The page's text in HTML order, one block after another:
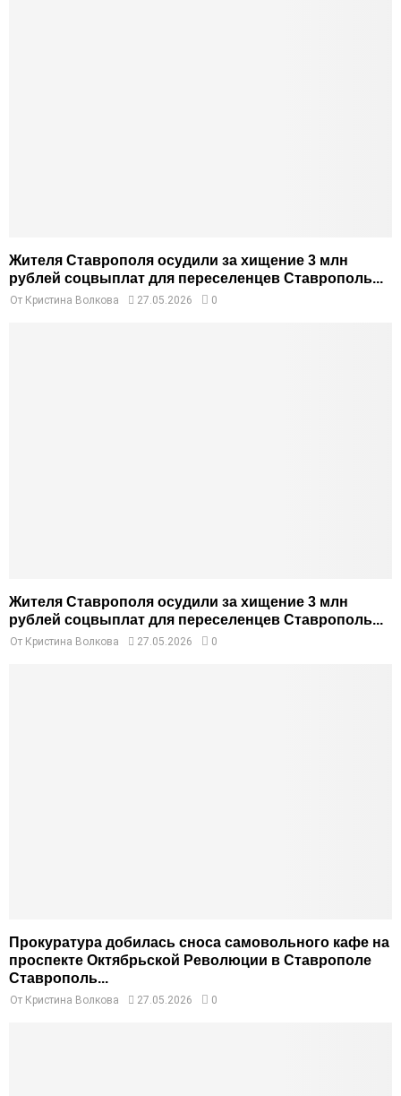
Жителя Ставрополя осудили за хищение 3 млн
рублей соцвыплат для переселенцев Ставрополь...
От Кристина Волкова 27.05.2026 0
Жителя Ставрополя осудили за хищение 3 млн
рублей соцвыплат для переселенцев Ставрополь...
От Кристина Волкова 27.05.2026 0
Прокуратура добилась сноса самовольного кафе на
проспекте Октябрьской Революции в Ставрополе
Ставрополь...
От Кристина Волкова 27.05.2026 0